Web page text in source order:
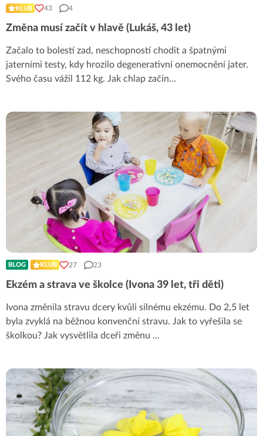
KLUB 43 4
Změna musí začít v hlavě (Lukáš, 43 let)
Začalo to bolestí zad, neschopností chodit a špatnými
jaterními testy, kdy hrozilo degenerativní onemocnění jater.
Svého času vážil 112 kg. Jak chlap začín...
BLOG KLUB 27 23
Ekzém a strava ve školce (Ivona 39 let, tři děti)
Ivona změnila stravu dcery kvůli silnému ekzému. Do 2,5 let
byla zvyklá na běžnou konvenční stravu. Jak to vyřešila se
školkou? Jak vysvětlila dceři změnu ...